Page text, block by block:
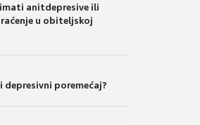
anitdepresive ili
u obiteljskoj
depresivni poremećaj?